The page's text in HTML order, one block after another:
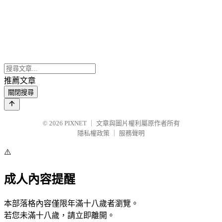
推薦文章
關閉搜尋
© 2026 PIXNET
文章與圖片權利屬原作者所有
隱私權政策
服務聲明
⚠️
成人內容提醒
本部落格內容僅限年滿十八歲者瀏覽。
若您未滿十八歲，請立即離開。